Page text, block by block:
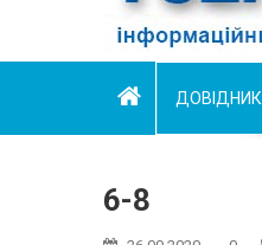
ДОВІДНИК
6-8